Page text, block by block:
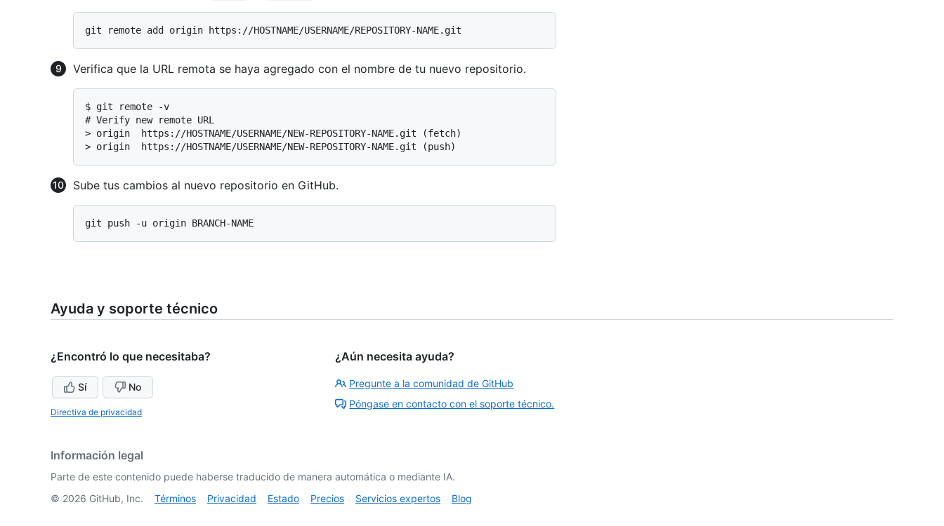
Verifica que la URL remota se haya agregado con el nombre de tu nuevo repositorio.
$ git remote -v
# Verify new remote URL
> origin  https://HOSTNAME/USERNAME/NEW-REPOSITORY-NAME.git (fetch)
> origin  https://HOSTNAME/USERNAME/NEW-REPOSITORY-NAME.git (push)
Sube tus cambios al nuevo repositorio en GitHub.
Ayuda y soporte técnico
¿Encontró lo que necesitaba?
Sí No
Directiva de privacidad
¿Aún necesita ayuda?
Pregunte a la comunidad de GitHub
Póngase en contacto con el soporte técnico.
Información legal
Parte de este contenido puede haberse traducido de manera automática o mediante IA.
© 2026 GitHub, Inc. Términos Privacidad Estado Precios Servicios expertos Blog